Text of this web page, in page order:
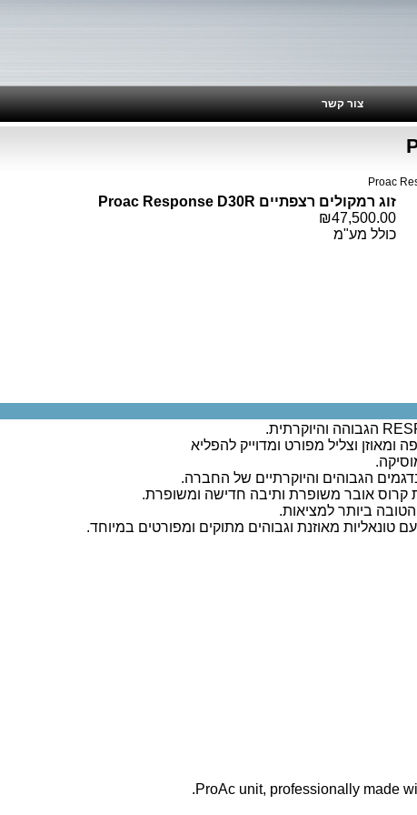
צור קשר
זוג רמקולים רצפתיים Proac Response D30R
₪47,500.00
כולל מע"מ
וצליל מפורט ומדוייק להפליא
הגבוהים והיוקרתיים של החברה.
ביותר למציאות.
טונאליות מאוזנת וגבוהים מתוקים ומפורטים במיוחד.